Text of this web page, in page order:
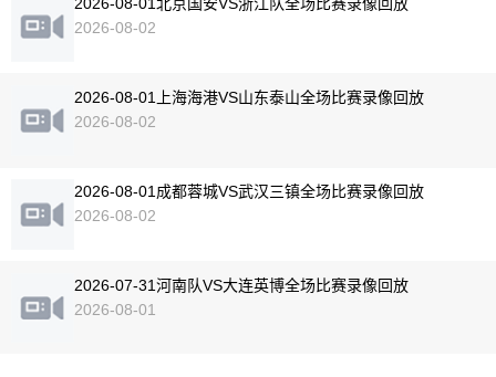
2026-08-02
2026-08-01上海海港VS山东泰山全场比赛录像回放
2026-08-02
2026-08-01成都蓉城VS武汉三镇全场比赛录像回放
2026-08-02
2026-07-31河南队VS大连英博全场比赛录像回放
2026-08-01